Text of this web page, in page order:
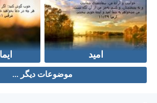
امید
موضوعات دیگر ...